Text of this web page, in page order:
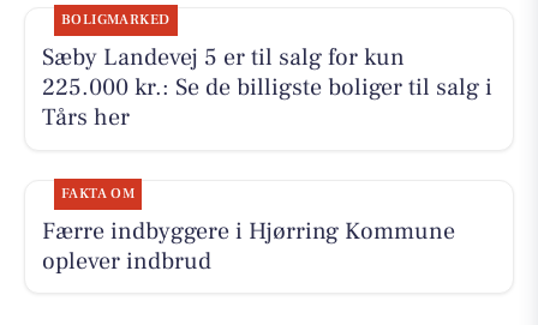
BOLIGMARKED
Sæby Landevej 5 er til salg for kun
225.000 kr.: Se de billigste boliger til salg i
Tårs her
FAKTA OM
Færre indbyggere i Hjørring Kommune
oplever indbrud